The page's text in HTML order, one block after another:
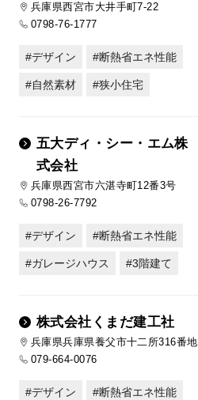
兵庫県西宮市大井手町7-22
0798-76-1777
デザイン 断熱省エネ性能
自然素材 狭小住宅
五大ディ・シー・エム株
式会社
兵庫県西宮市六湛寺町12番3号
0798-26-7792
デザイン 断熱省エネ性能
ガレージハウス 3階建て
株式会社くまだ建工社
兵庫県兵庫県養父市十二所316番地
079-664-0076
デザイン 断熱省エネ性能